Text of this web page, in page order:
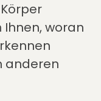
woran
anderen